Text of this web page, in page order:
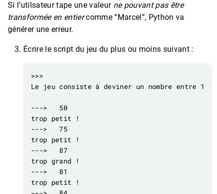
Si l’utilsateur tape une valeur ne pouvant pas être
transformée en entiercomme “Marcel”, Python va
générer une erreur.
Écrire le script du jeu du plus ou moins suivant :
--->   50
--->   75
--->   87